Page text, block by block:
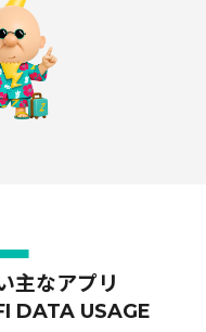
主なアプリ
DATA USAGE